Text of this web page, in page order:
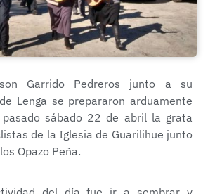
Garrido Pedreros junto a su
Lenga se prepararon arduamente
sábado 22 de abril la grata
de la Iglesia de Guarilihue junto
Opazo Peña.